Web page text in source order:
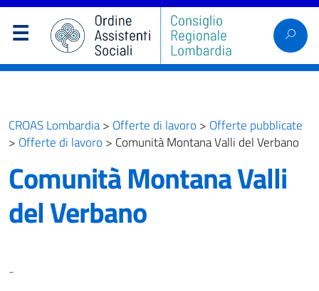
CROAS Lombardia> Offerte di lavoro > Offerte pubblicate
> Offerte di lavoro > Comunità Montana Valli del Verbano
Comunità Montana Valli
del Verbano
-